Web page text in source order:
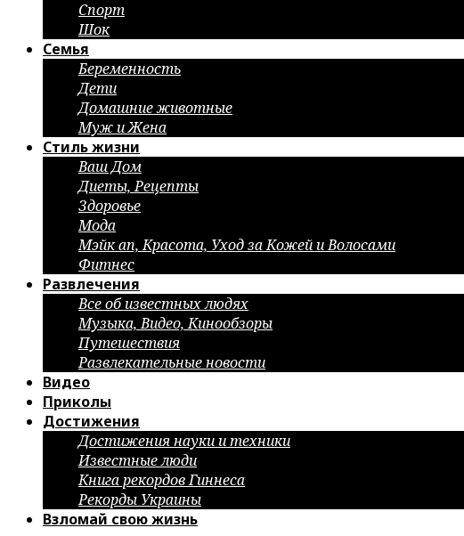
Спорт
Шок
Семья
Беременность
Дети
Домашние животные
Муж и Жена
Стиль жизни
Ваш Дом
Диеты, Рецепты
Здоровье
Мода
Мэйк ап, Красота, Уход за Кожей и Волосами
Фитнес
Развлечения
Все об известных людях
Музыка, Видео, Кинообзоры
Путешествия
Развлекательные новости
Видео
Приколы
Достижения
Достижения науки и техники
Известные люди
Книга рекордов Гиннеса
Рекорды Украины
Взломай свою жизнь